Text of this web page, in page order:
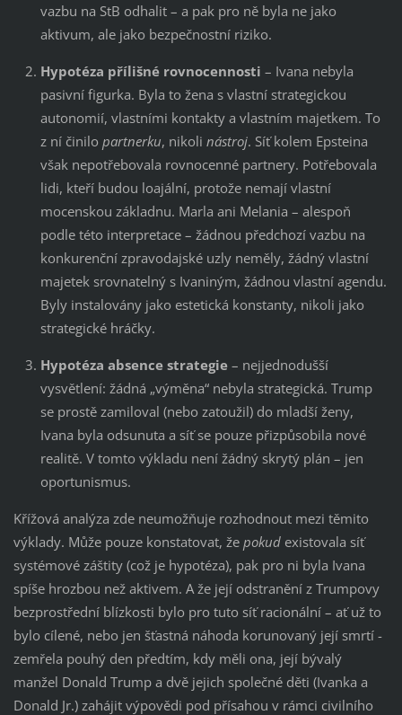
vazbu na StB odhalit – a pak pro ně byla ne jako
aktivum, ale jako bezpečnostní riziko.
Hypotéza přílišné rovnocennosti – Ivana nebyla
pasivní figurka. Byla to žena s vlastní strategickou
autonomií, vlastními kontakty a vlastním majetkem. To
z ní činilo partnerku, nikoli nástroj. Síť kolem Epsteina
však nepotřebovala rovnocenné partnery. Potřebovala
lidi, kteří budou loajální, protože nemají vlastní
mocenskou základnu. Marla ani Melania – alespoň
podle této interpretace – žádnou předchozí vazbu na
konkurenční zpravodajské uzly neměly, žádný vlastní
majetek srovnatelný s Ivaniným, žádnou vlastní agendu.
Byly instalovány jako estetická konstanty, nikoli jako
strategické hráčky.
Hypotéza absence strategie– nejjednodušší
vysvětlení: žádná „výměna“ nebyla strategická. Trump
se prostě zamiloval (nebo zatoužil) do mladší ženy,
Ivana byla odsunuta a síť se pouze přizpůsobila nové
realitě. V tomto výkladu není žádný skrytý plán – jen
oportunismus.
Křížová analýza zde neumožňuje rozhodnout mezi těmito
výklady. Může pouze konstatovat, že pokudexistovala síť
systémové záštity (což je hypotéza), pak pro ni byla Ivana
spíše hrozbou než aktivem. A že její odstranění z Trumpovy
bezprostřední blízkosti bylo pro tuto síť racionální – ať už to
bylo cílené, nebo jen šťastná náhoda korunovaný její smrtí -
zemřela pouhý den předtím, kdy měli ona, její bývalý
manžel Donald Trump a dvě jejich společné děti (Ivanka a
Donald Jr.) zahájit výpovědi pod přísahou v rámci civilního